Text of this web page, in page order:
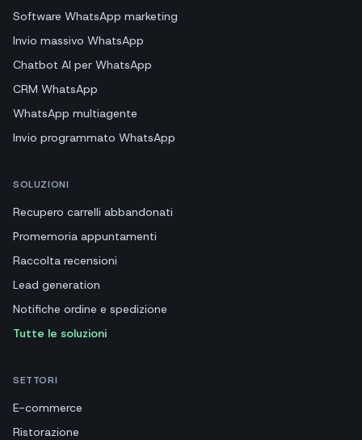
Software WhatsApp marketing
Invio massivo WhatsApp
Chatbot AI per WhatsApp
CRM WhatsApp
WhatsApp multiagente
Invio programmato WhatsApp
SOLUZIONI
Recupero carrelli abbandonati
Promemoria appuntamenti
Raccolta recensioni
Lead generation
Notifiche ordine e spedizione
Tutte le soluzioni
SETTORI
E-commerce
Ristorazione